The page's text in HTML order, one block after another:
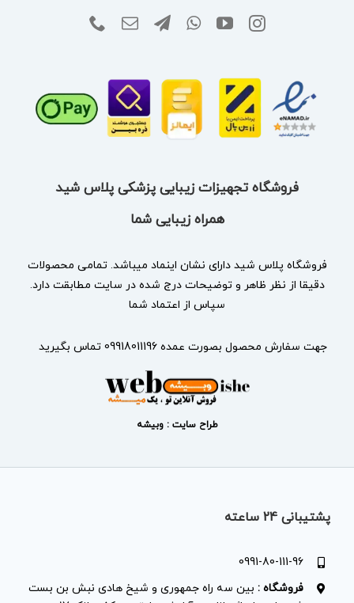
فروشگاه تجهیزات زیبایی پزشکی پلاس شید
همراه زیبایی شما
فروشگاه پلاس شید دارای نشان اینماد میباشد. تمامی محصولات
دقیقا از نظر ظاهر و توضیحات درج شده در سایت مطابقت دارد.
سپاس از اعتماد شما
جهت سفارش محصول بصورت عمده 09918011196 تماس بگیرید
طراح سایت : وبیشه
پشتیبانی 24 ساعته
0991-80-111-96
فروشگاه :بین سه راه جمهوری و شیخ هادی نبش بن بست